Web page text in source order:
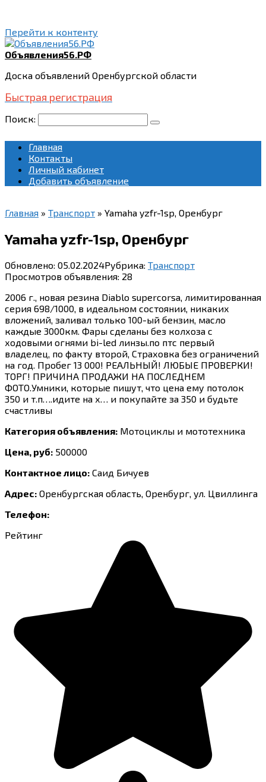
Перейти к контенту
Объявления56.РФ
Доска объявлений Оренбургской области
Быстрая регистрация
Поиск:
Главная
Контакты
Личный кабинет
Добавить объявление
Главная » Транспорт » Yamaha yzfr-1sp, Оренбург
Yamaha yzfr-1sp, Оренбург
Обновлено: 05.02.2024Рубрика: Транспорт
Просмотров объявления: 28
2006 г., новая резина Diablo supercorsa, лимитированная
серия 698/1000, в идеальном состоянии, никаких
вложений, заливал только 100-ый бензин, масло
каждые 3000км. Фары сделаны без колхоза с
ходовыми огнями bi-led линзы.по птс первый
владелец, по факту второй, Страховка без ограничений
на год. Пробег 13 000! РЕАЛЬНЫЙ! ЛЮБЫЕ ПРОВЕРКИ!
ТОРГ! ПРИЧИНА ПРОДАЖИ НА ПОСЛЕДНЕМ
ФОТО.Умники, которые пишут, что цена ему потолок
350 и т.п….идите на х… и покупайте за 350 и будьте
счастливы
Категория объявления: Мотоциклы и мототехника
Цена, руб: 500000
Контактное лицо: Саид Бичуев
Адрес: Оренбургская область, Оренбург, ул. Цвиллинга
Телефон:
Рейтинг